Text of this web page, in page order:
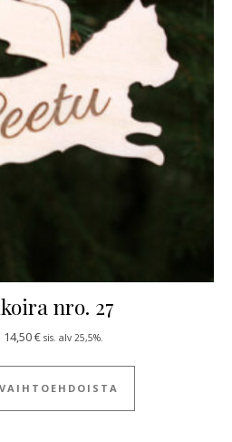
nro. 27
14,50€Hintaluokka: 12,50 € - 14,50 €
sis. alv 25,5%.
Tällä tuotteella